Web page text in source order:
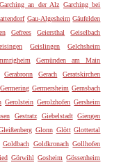
Garching an der Alz Garching bei
Gau-Algesheim Gäufelden
Gefrees Geiersthal
Geiselbach
Geislingen
Gelchsheim
Gemünden am Main
Gerabronn Gerach
Geratskirchen
Germering Germersheim Gernsbach
Gerolstein Gerolzhofen Gersheim
Gestratz Giebelstadt
Giengen
Glonn Glött Glottertal
Goldbach Goldkronach Gollhofen
Görwihl Gosheim Gössenheim